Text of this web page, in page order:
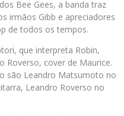
Bee Gees, a banda traz
irmãos Gibb e apreciadores
de todos os tempos.
que interpreta Robin,
Roverso, cover de Maurice.
são Leandro Matsumoto no
Leandro Roverso no